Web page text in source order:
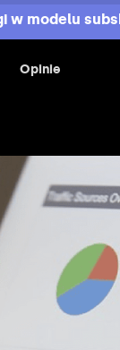
w modelu
Opinie